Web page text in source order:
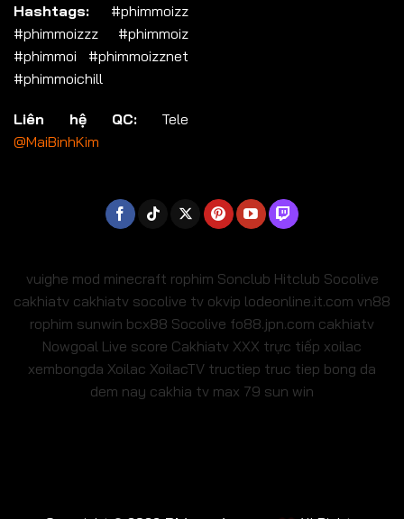
Hashtags: #phimmoizz
#phimmoizzz #phimmoiz
#phimmoi #phimmoizznet
#phimmoichill
Liên hệ QC: Tele
@MaiBinhKim
vuighe mod minecraft rophim Sonclub Hitclub Socolive
cakhiatv cakhiatv socolive tv okvip lodeonline.it.com vn88
rophim sunwin bcx88 Socolive fo88.jpn.com cakhiatv
Nowgoal Live score Cakhiatv XXX trực tiếp xoilac
xembongda Xoilac XoilacTV tructiep truc tiep bong da
dem nay cakhia tv max 79 sun win